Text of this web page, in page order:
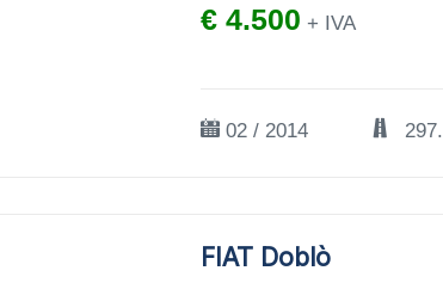
€ 4.500 + IVA
02 / 2014
FIAT Doblò